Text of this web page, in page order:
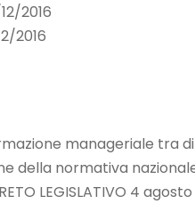
2016
2016
manageriale tra
della normativa
LEGISLATIVO 4